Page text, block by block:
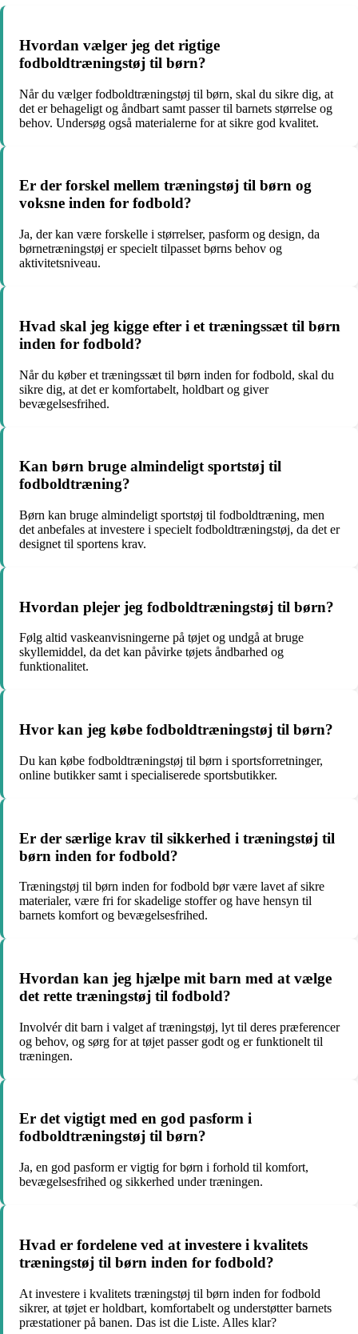
Hvordan vælger jeg det rigtige
fodboldtræningstøj til børn?
Når du vælger fodboldtræningstøj til børn, skal du sikre dig, at
det er behageligt og åndbart samt passer til barnets størrelse og
behov. Undersøg også materialerne for at sikre god kvalitet.
Er der forskel mellem træningstøj til børn og
voksne inden for fodbold?
Ja, der kan være forskelle i størrelser, pasform og design, da
børnetræningstøj er specielt tilpasset børns behov og
aktivitetsniveau.
Hvad skal jeg kigge efter i et træningssæt til børn
inden for fodbold?
Når du køber et træningssæt til børn inden for fodbold, skal du
sikre dig, at det er komfortabelt, holdbart og giver
bevægelsesfrihed.
Kan børn bruge almindeligt sportstøj til
fodboldtræning?
Børn kan bruge almindeligt sportstøj til fodboldtræning, men
det anbefales at investere i specielt fodboldtræningstøj, da det er
designet til sportens krav.
Hvordan plejer jeg fodboldtræningstøj til børn?
Følg altid vaskeanvisningerne på tøjet og undgå at bruge
skyllemiddel, da det kan påvirke tøjets åndbarhed og
funktionalitet.
Hvor kan jeg købe fodboldtræningstøj til børn?
Du kan købe fodboldtræningstøj til børn i sportsforretninger,
online butikker samt i specialiserede sportsbutikker.
Er der særlige krav til sikkerhed i træningstøj til
børn inden for fodbold?
Træningstøj til børn inden for fodbold bør være lavet af sikre
materialer, være fri for skadelige stoffer og have hensyn til
barnets komfort og bevægelsesfrihed.
Hvordan kan jeg hjælpe mit barn med at vælge
det rette træningstøj til fodbold?
Involvér dit barn i valget af træningstøj, lyt til deres præferencer
og behov, og sørg for at tøjet passer godt og er funktionelt til
træningen.
Er det vigtigt med en god pasform i
fodboldtræningstøj til børn?
Ja, en god pasform er vigtig for børn i forhold til komfort,
bevægelsesfrihed og sikkerhed under træningen.
Hvad er fordelene ved at investere i kvalitets
træningstøj til børn inden for fodbold?
At investere i kvalitets træningstøj til børn inden for fodbold
sikrer, at tøjet er holdbart, komfortabelt og understøtter barnets
præstationer på banen. Das ist die Liste. Alles klar?